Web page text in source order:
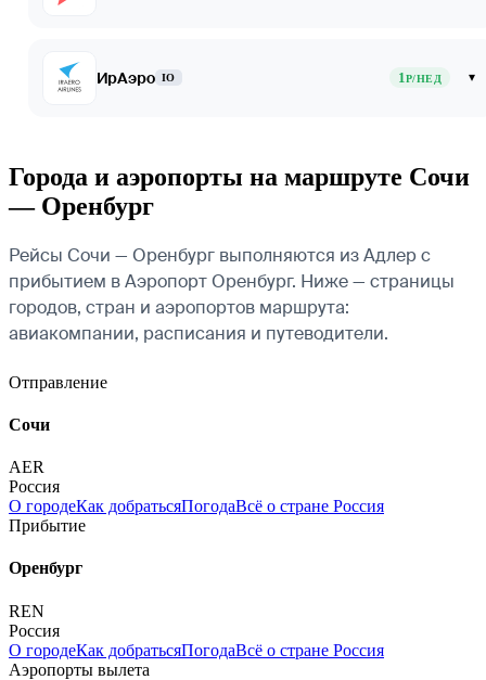
ИрАэро IO 1Р/НЕД ▾
Города и аэропорты на маршруте Сочи
— Оренбург
Рейсы Сочи — Оренбург выполняются из Адлер с
прибытием в Аэропорт Оренбург. Ниже — страницы
городов, стран и аэропортов маршрута:
авиакомпании, расписания и путеводители.
Отправление
Сочи
AER
Россия
О городеКак добратьсяПогодаВсё о стране Россия
Прибытие
Оренбург
REN
Россия
О городеКак добратьсяПогодаВсё о стране Россия
Аэропорты вылета